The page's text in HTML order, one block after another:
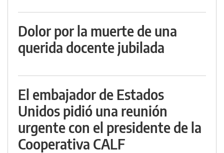
Dolor por la muerte de una
querida docente jubilada
El embajador de Estados
Unidos pidió una reunión
urgente con el presidente de la
Cooperativa CALF